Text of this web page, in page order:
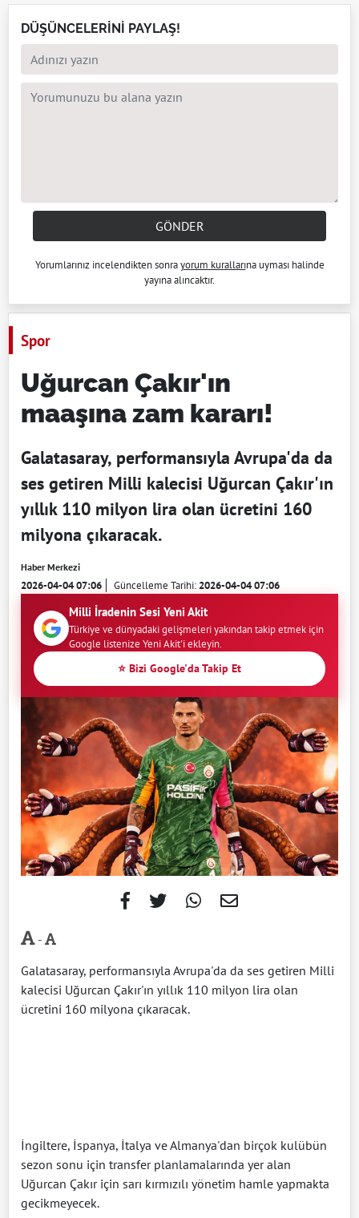
DÜŞÜNCELERİNİ PAYLAŞ!
GÖNDER
Yorumlarınız incelendikten sonrayorum kurallarına uyması halinde
yayına alıncaktır.
Spor
Uğurcan Çakır'ın
maaşına zam kararı!
Galatasaray, performansıyla Avrupa'da da
ses getiren Milli kalecisi Uğurcan Çakır'ın
yıllık 110 milyon lira olan ücretini 160
milyona çıkaracak.
Haber Merkezi
2026-04-04 07:06 Güncelleme Tarihi:2026-04-04 07:06
Milli İradenin Sesi Yeni Akit
Türkiye ve dünyadaki gelişmeleri yakından takip etmek için
Google listenize Yeni Akit'i ekleyin.
⭐ Bizi Google'da Takip Et
-
Galatasaray, performansıyla Avrupa'da da ses getiren Milli
kalecisi Uğurcan Çakır'ın yıllık 110 milyon lira olan
ücretini 160 milyona çıkaracak.
İngiltere, İspanya, İtalya ve Almanya'dan birçok kulübün
sezon sonu için transfer planlamalarında yer alan
Uğurcan Çakır için sarı kırmızılı yönetim hamle yapmakta
gecikmeyecek.